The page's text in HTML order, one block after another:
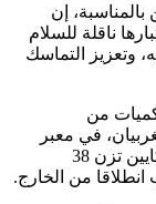
بالمناسبة، إن
ناقلة للسلام
وتعزيز التماسك
من
في معبر
الكركرات محاولة تهريب شحنة من مخدر الكوكايين تزن 38